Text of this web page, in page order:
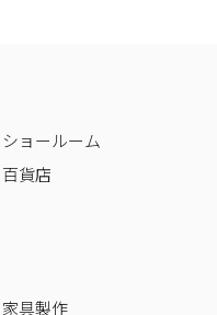
ショールーム
百貨店
家具製作